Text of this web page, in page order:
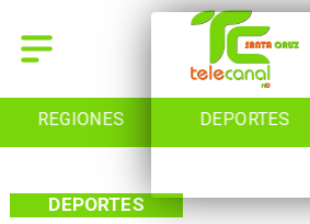
REGIONES DEPORTES
DEPORTES